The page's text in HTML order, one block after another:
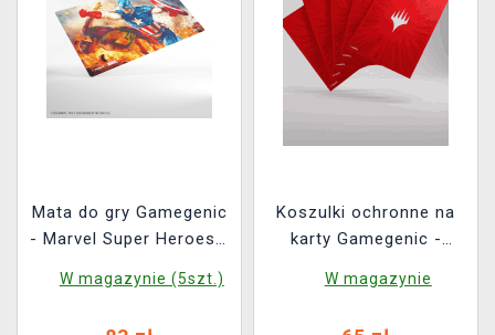
Mata do gry Gamegenic
- Marvel Super Heroes -
Super-Soldier
W magazynie (5szt.)
Koszulki ochronne na
karty Gamegenic -
Premium Double
W magazynie